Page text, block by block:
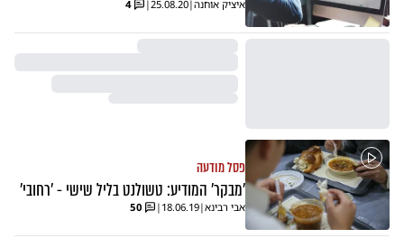
איציק אוחנה|
25.08.20
|
4
פסל מודעה
'מבקר' המודיע: טשולנט בליל שישי - 'רחובי'
אבי רבינא|
18.06.19
|
50